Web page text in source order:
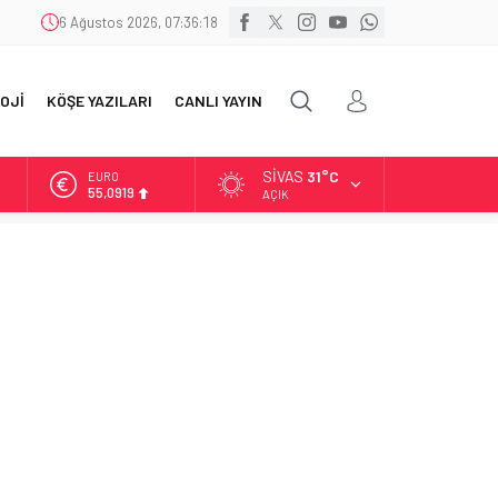
6 Ağustos 2026, 07:36:19
KÖŞE YAZILARI CANLI YAYIN
ALTIN
6.525,81
SIVAS 31°C
AÇIK